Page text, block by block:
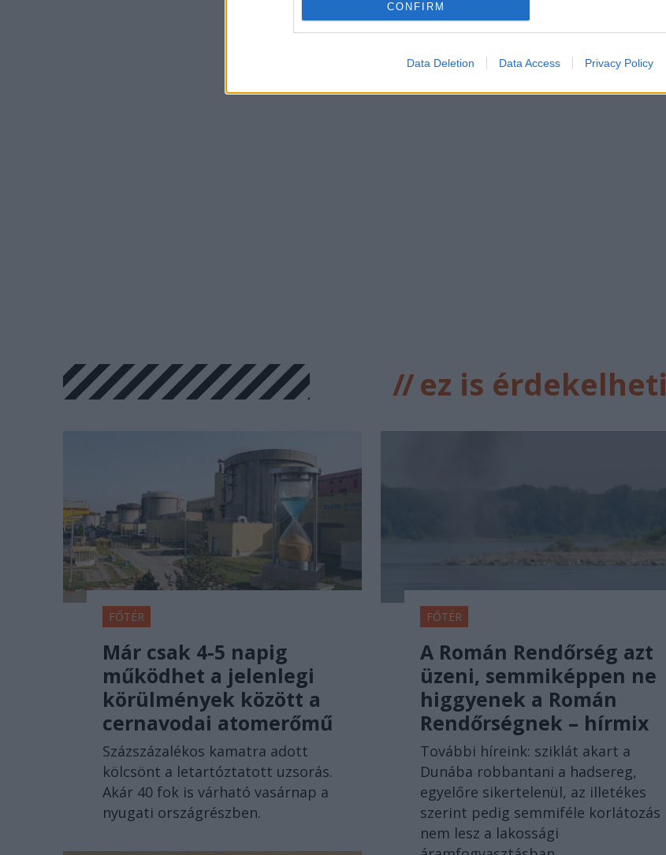
CONFIRM
Data Deletion Data Access Privacy Policy
//ez is érdekelheti
FŐTÉR
Már csak 4-5 napig
működhet a jelenlegi
körülmények között a
cernavodai atomerőmű
Százszázalékos kamatra adott
kölcsönt a letartóztatott uzsorás.
Akár 40 fok is várható vasárnap a
nyugati országrészben.
FŐTÉR
A Román Rendőrség azt
üzeni, semmiképpen ne
higgyenek a Román
Rendőrségnek – hírmix
További híreink: sziklát akart a
Dunába robbantani a hadsereg,
egyelőre sikertelenül, az illetékes
szerint pedig semmiféle korlátozás
nem lesz a lakossági